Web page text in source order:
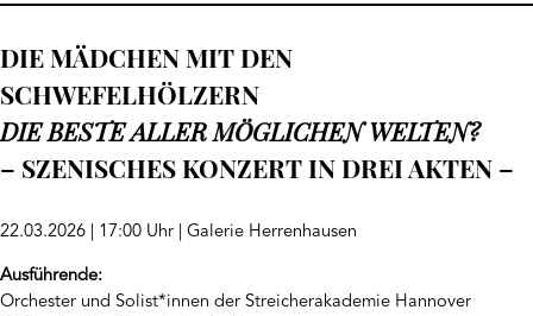
DIE MÄDCHEN MIT DEN
SCHWEFELHÖLZERN
DIE BESTE ALLER MÖGLICHEN WELTEN?
– SZENISCHES KONZERT IN DREI AKTEN –
22.03.2026 | 17:00 Uhr | Galerie Herrenhausen
Ausführende:
Orchester und Solist*innen der Streicherakademie Hannover